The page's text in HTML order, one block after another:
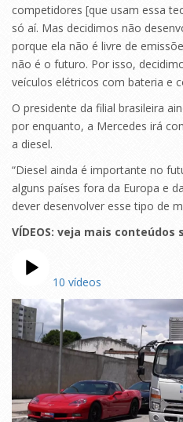
competidores [que usam essa
só aí. Mas decidimos não
porque ela não é livre de
não é o futuro. Por isso,
veículos elétricos com bateria e
O presidente da filial brasileira
por enquanto, a Mercedes irá
a diesel.
“Diesel ainda é importante no
alguns países fora da Europa e
dever desenvolver esse tipo de
VÍDEOS: veja mais conteúdos
10 vídeos